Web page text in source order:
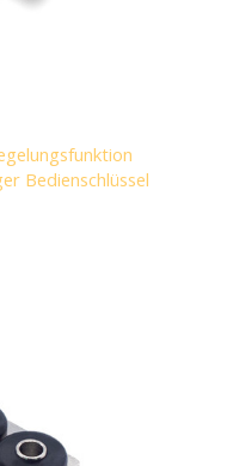
Bedienschlüssel